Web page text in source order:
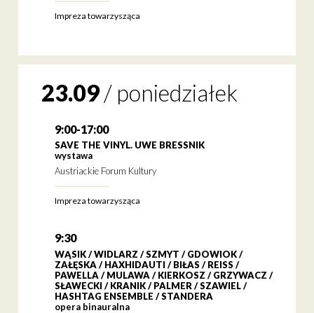
Impreza towarzysząca
23.09/ poniedziałek
9:00-17:00
SAVE THE VINYL. UWE BRESSNIK
wystawa
Austriackie Forum Kultury
Impreza towarzysząca
9:30
WĄSIK / WIDLARZ / SZMYT / GDOWIOK /
ZAŁĘSKA / HAXHIDAUTI / BIŁAS / REISS /
PAWELLA / MULAWA / KIERKOSZ / GRZYWACZ /
SŁAWECKI / KRANIK / PALMER / SZAWIEL /
HASHTAG ENSEMBLE / STANDERA
opera binauralna